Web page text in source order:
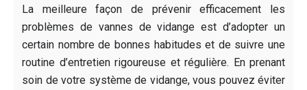
La meilleure façon de prévenir efficacement les
problèmes de vannes de vidange est d’adopter un
certain nombre de bonnes habitudes et de suivre une
routine d’entretien rigoureuse et régulière. En prenant
soin de votre système de vidange, vous pouvez éviter